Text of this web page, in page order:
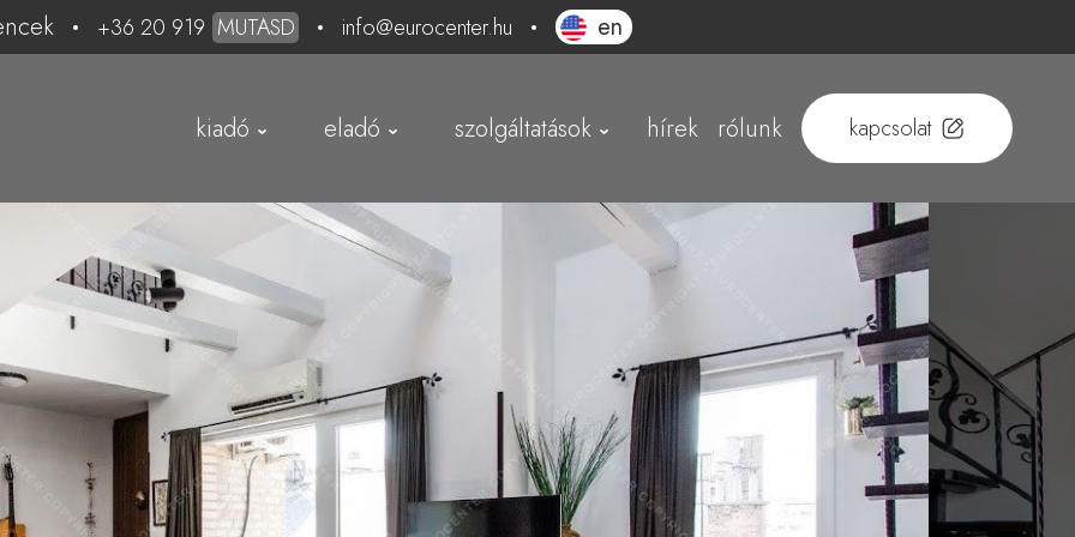
+36 20 919 MUTASD info@eurocenter.hu en
kiadó eladó szolgáltatások hírek rólunk kapcsolat